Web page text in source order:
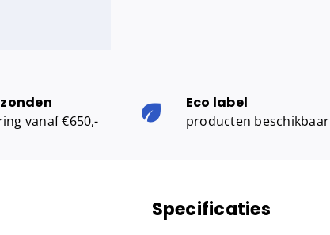
vanaf €650,-
Eco label
producten beschikbaar
Specificaties